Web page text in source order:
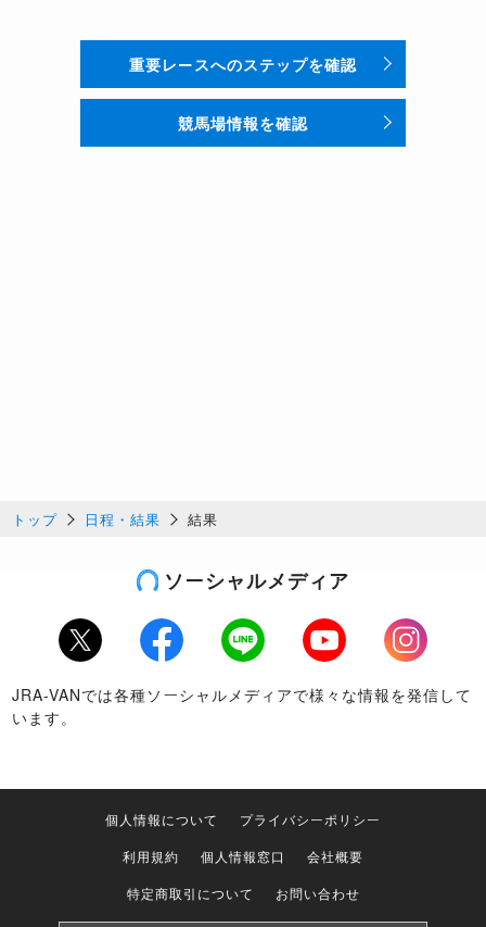
重要レースへのステップを確認
競馬場情報を確認
トップ 日程・結果 結果
ソーシャルメディア
Twitter Facebook LINE Youtube
Instagram
JRA-VANでは各種ソーシャルメディアで様々な情報を発信して
います。
個人情報について
プライバシーポリシー
利用規約
個人情報窓口
会社概要
特定商取引について
お問い合わせ